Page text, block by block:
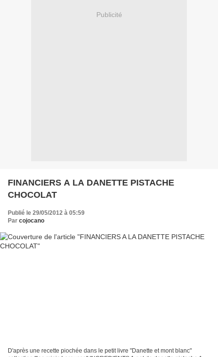
Publicité
FINANCIERS A LA DANETTE PISTACHE
CHOCOLAT
Publié le 29/05/2012 à 05:59
Par cojocano
D'après une recette piochée dans le petit livre "Danette et mont blanc"